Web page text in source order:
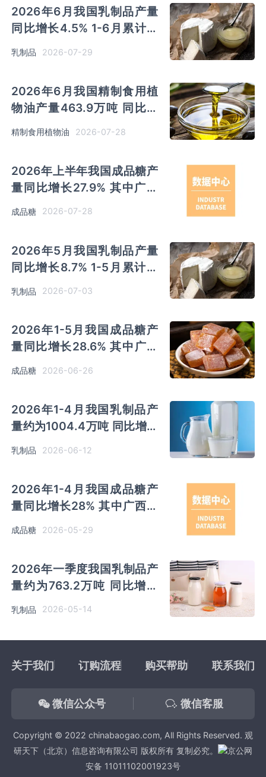
2026年6月我国乳制品产量
同比增长4.5% 1-6月累计产
量同比增长5.8%
乳制品 2026-07-29
2026年6月我国精制食用植
物油产量463.9万吨 同比下
降1.5%；1-6月累计产量
2521.5万吨 同比增长0.7%
精制食用植物油 2026-07-28
2026年上半年我国成品糖产
量同比增长27.9% 其中广西
产量最多 占比54.6%
成品糖 2026-07-28
2026年5月我国乳制品产量
同比增长8.7% 1-5月累计产
乳制品 2026-07-03
2026年1-5月我国成品糖产
量同比增长28.6% 其中广西
产量最多 占比55.9%
成品糖 2026-06-26
2026年1-4月我国乳制品产
量约为1004.4万吨 同比增长
5.9%
乳制品 2026-06-12
2026年1-4月我国成品糖产
量同比增长28% 其中广西产
量占比58.43%位居首位
成品糖 2026-05-29
2026年一季度我国乳制品产
量约为763.2万吨 同比增长
乳制品 2026-05-14
关于我们 订购流程 购买帮助 联系我们
微信公众号 微信客服
Copyright © 2022 chinabaogao.com, All Rights Reserved. 观
研天下（北京）信息咨询有限公司 版权所有 复制必究。
京公网
安备 11011102001923号